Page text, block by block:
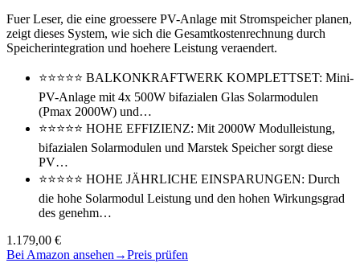
Fuer Leser, die eine groessere PV-Anlage mit Stromspeicher planen,
zeigt dieses System, wie sich die Gesamtkostenrechnung durch
Speicherintegration und hoehere Leistung veraendert.
⭐⭐⭐⭐⭐ BALKONKRAFTWERK KOMPLETTSET: Mini-
PV-Anlage mit 4x 500W bifazialen Glas Solarmodulen
(Pmax 2000W) und…
⭐⭐⭐⭐⭐ HOHE EFFIZIENZ: Mit 2000W Modulleistung,
bifazialen Solarmodulen und Marstek Speicher sorgt diese
PV…
⭐⭐⭐⭐⭐ HOHE JÄHRLICHE EINSPARUNGEN: Durch
die hohe Solarmodul Leistung und den hohen Wirkungsgrad
des genehm…
1.179,00 €
Bei Amazon ansehen →Preis prüfen